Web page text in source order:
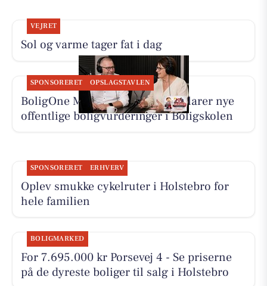
VEJRET
Sol og varme tager fat i dag
SPONSORERET OPSLAGSTAVLEN
BoligOne Mogens Kragh I/S forklarer nye
offentlige boligvurderinger i Boligskolen
SPONSORERET ERHVERV
Oplev smukke cykelruter i Holstebro for
hele familien
BOLIGMARKED
For 7.695.000 kr Porsevej 4 - Se priserne
på de dyreste boliger til salg i Holstebro